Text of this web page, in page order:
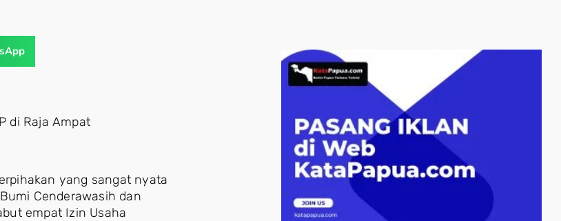
di Raja Ampat
yang sangat nyata
Cenderawasih dan
empat Izin Usaha